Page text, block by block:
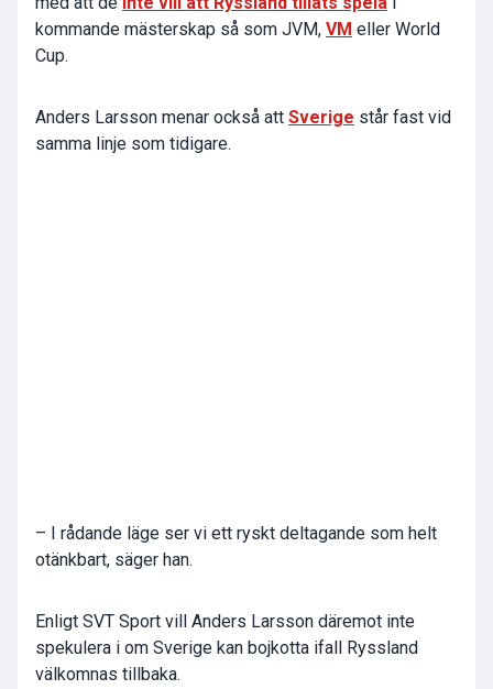
kommande mästerskap så som JVM, VM eller World
Cup.
Anders Larsson menar också att Sverige står fast vid
samma linje som tidigare.
– I rådande läge ser vi ett ryskt deltagande som helt
otänkbart, säger han.
Enligt SVT Sport vill Anders Larsson däremot inte
spekulera i om Sverige kan bojkotta ifall Ryssland
välkomnas tillbaka.